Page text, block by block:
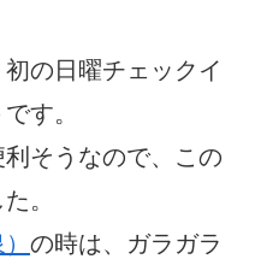
の日曜チェックイ
す。
そうなので、この
。
の時は、ガラガラ